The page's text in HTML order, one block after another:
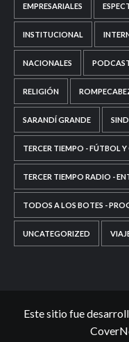
EMPRESARIALES
INSTITUCIONAL
NACIONALES
RELIGIÓN
SARANDÍ GRANDE
TERCER TIEMPO - FÚTBOL Y
TERCER TIEMPO RADIO -
TODOS A LOS BOTES -
UNCATEGORIZED
Este sitio fue